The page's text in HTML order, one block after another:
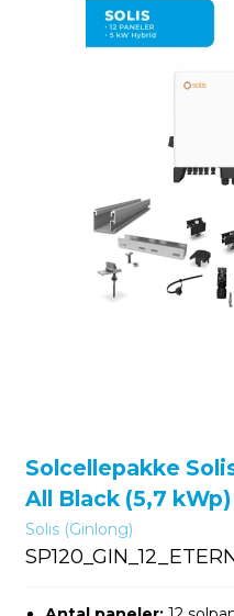
Solcellepakke
All Black (5,7 kWp)
Solis (Ginlong)